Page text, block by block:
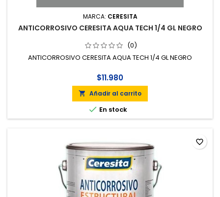
MARCA: CERESITA
ANTICORROSIVO CERESITA AQUA TECH 1/4 GL NEGRO
(0)
ANTICORROSIVO CERESITA AQUA TECH 1/4 GL NEGRO
$11.980
 Añadir al carrito
 En stock
favorite_border